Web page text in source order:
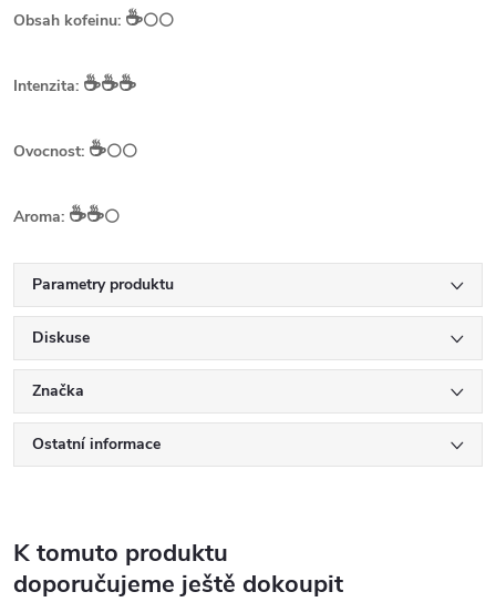
Obsah kofeinu: ☕️⚪⚪
Intenzita: ☕️☕️☕️
Ovocnost: ☕️⚪⚪
Aroma: ☕️☕️⚪
Parametry produktu
Diskuse
Značka
Ostatní informace
K tomuto produktu
doporučujeme ještě dokoupit